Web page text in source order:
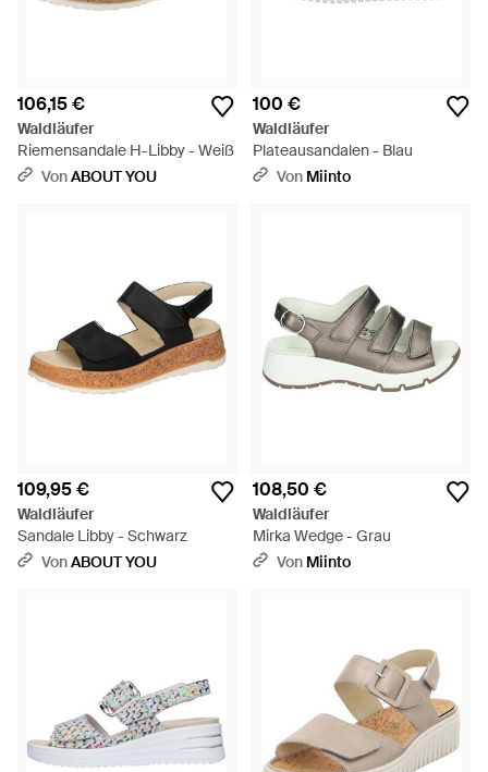
106,15 €
Waldläufer
Riemensandale H-Libby - Weiß
VonABOUT YOU
100 €
Waldläufer
Plateausandalen - Blau
Von Miinto
109,95 €
Waldläufer
Sandale Libby - Schwarz
VonABOUT YOU
108,50 €
Waldläufer
Mirka Wedge - Grau
Von Miinto